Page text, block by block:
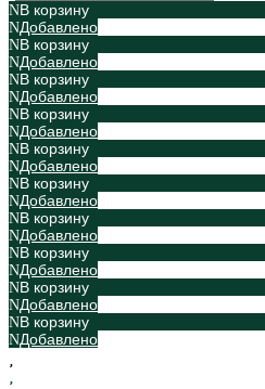
В корзину
Добавлено
В корзину
Добавлено
В корзину
Добавлено
В корзину
Добавлено
В корзину
Добавлено
В корзину
Добавлено
В корзину
Добавлено
В корзину
Добавлено
В корзину
Добавлено
В корзину
Добавлено